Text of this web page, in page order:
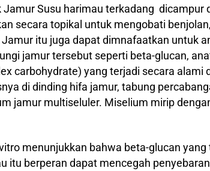
Jamur Susu harimau terkadang dicampur
secara topikal untuk mengobati
itu juga dapat dimnafaatkan untuk
jamur tersebut seperti beta-glucan,
carbohydrate) yang terjadi secara alami
di dinding hifa jamur, tabung
jamur multiseluler. Miselium mirip
menunjukkan bahwa beta-glucan
itu berperan dapat mencegah